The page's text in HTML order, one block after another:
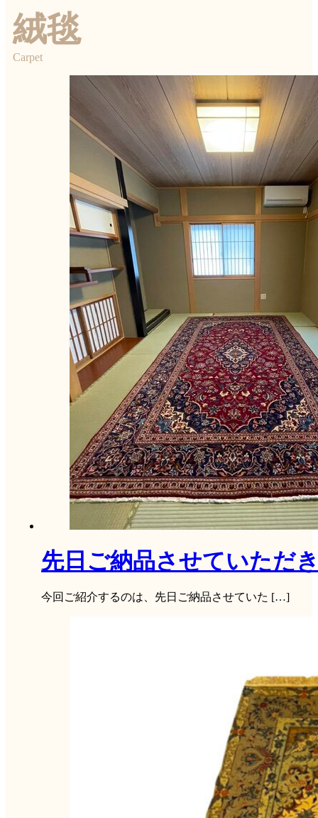
絨毯
Carpet
先日ご納品させていただ
今回ご紹介するのは、先日ご納品させていた […]